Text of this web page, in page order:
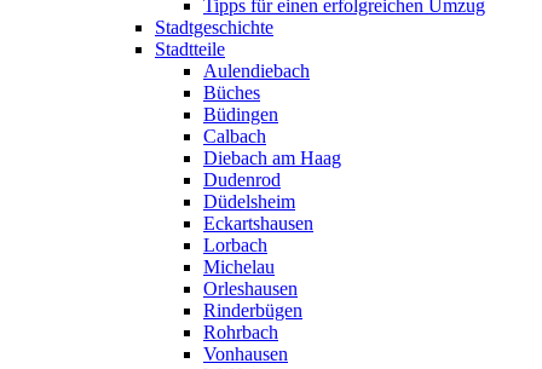
Tipps für einen erfolgreichen Umzug
Stadtgeschichte
Stadtteile
Aulendiebach
Büches
Büdingen
Calbach
Diebach am Haag
Dudenrod
Düdelsheim
Eckartshausen
Lorbach
Michelau
Orleshausen
Rinderbügen
Rohrbach
Vonhausen